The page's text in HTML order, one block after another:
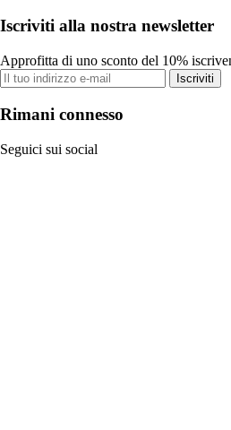
Iscriviti alla nostra newsletter
Approfitta di uno sconto del 10%
Iscriviti
Rimani connesso
Seguici sui social